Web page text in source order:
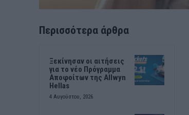
Περισσότερα άρθρα
Ξεκίνησαν οι αιτήσεις
για το νέο Πρόγραμμα
Αποφοίτων της Allwyn
Hellas
4 Αυγούστου, 2026